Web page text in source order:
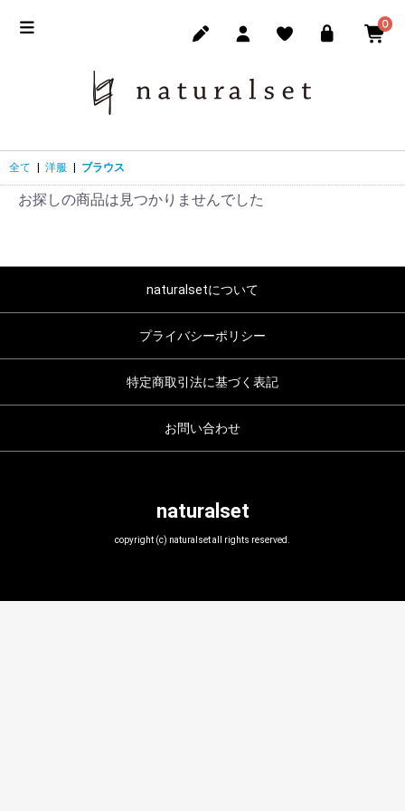
0
全て 洋服 ブラウス
お探しの商品は見つかりませんでした
naturalsetについて
プライバシーポリシー
特定商取引法に基づく表記
お問い合わせ
naturalset
copyright (c) naturalset all rights reserved.